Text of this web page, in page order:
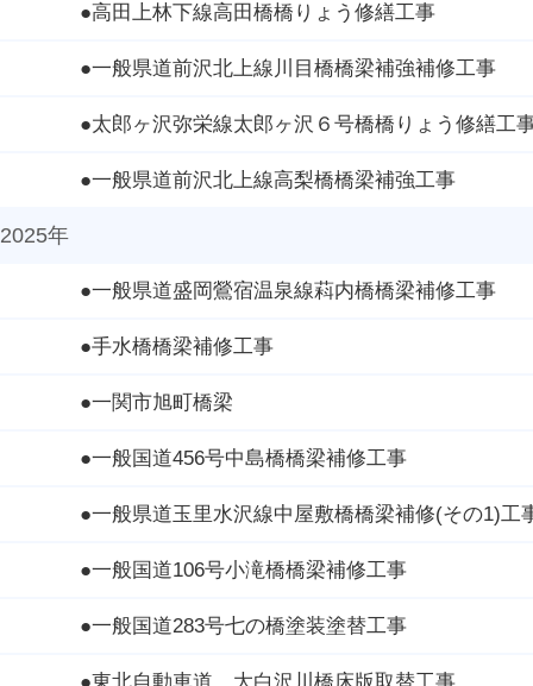
●高田上林下線高田橋橋りょう修繕工事
●一般県道前沢北上線川目橋橋梁補強補修工事
●太郎ヶ沢弥栄線太郎ヶ沢６号橋橋りょう修繕工
●一般県道前沢北上線高梨橋橋梁補強工事
2025年
●一般県道盛岡鶯宿温泉線萪内橋橋梁補修工事
●手水橋橋梁補修工事
●一関市旭町橋梁
●一般国道456号中島橋橋梁補修工事
●一般県道玉里水沢線中屋敷橋橋梁補修(その1)工
●一般国道106号小滝橋橋梁補修工事
●一般国道283号七の橋塗装塗替工事